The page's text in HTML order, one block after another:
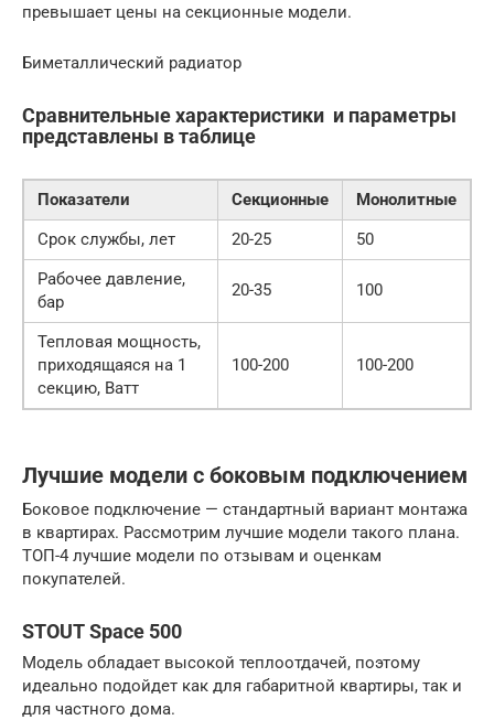
превышает цены на секционные модели.
Биметаллический радиатор
Сравнительные характеристики и параметры
представлены в таблице
Показатели Секционные
Монолитные
Срок службы, лет
20-25
50
Рабочее давление,
бар
20-35 100
Тепловая мощность,
приходящаяся на 1
секцию, Ватт
100-200 100-200
Лучшие модели с боковым подключением
Боковое подключение — стандартный вариант монтажа
в квартирах. Рассмотрим лучшие модели такого плана.
ТОП-4 лучшие модели по отзывам и оценкам
покупателей.
STOUT Space 500
Модель обладает высокой теплоотдачей, поэтому
идеально подойдет как для габаритной квартиры, так и
для частного дома.